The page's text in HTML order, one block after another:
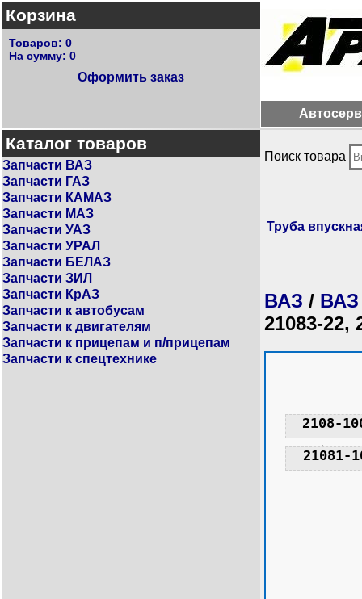
Корзина
Товаров: 0
На сумму: 0
Оформить заказ
Каталог товаров
Запчасти ВАЗ
Запчасти ГАЗ
Запчасти КАМАЗ
Запчасти МАЗ
Запчасти УАЗ
Запчасти УРАЛ
Запчасти БЕЛАЗ
Запчасти ЗИЛ
Запчасти КрАЗ
Запчасти к автобусам
Запчасти к двигателям
Запчасти к прицепам и п/прицепам
Запчасти к спецтехнике
Поиск товара
Труба
ВАЗ / ВАЗ
21083-22,
2108-
21081-